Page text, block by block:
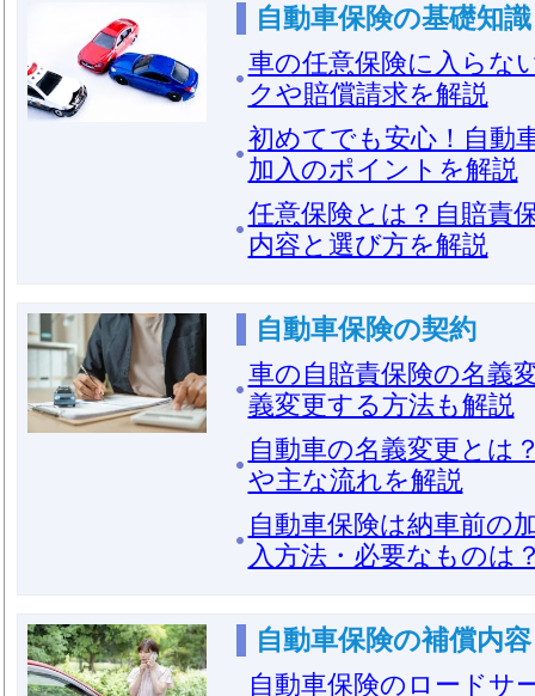
自動車保険の基礎知識
車の任意保険に入らな
クや賠償請求を解説
初めてでも安心！自動
加入のポイントを解説
任意保険とは？自賠責
内容と選び方を解説
自動車保険の契約
車の自賠責保険の名義
義変更する方法も解説
自動車の名義変更とは
や主な流れを解説
自動車保険は納車前の
入方法・必要なものは
自動車保険の補償内容
自動車保険のロードサ